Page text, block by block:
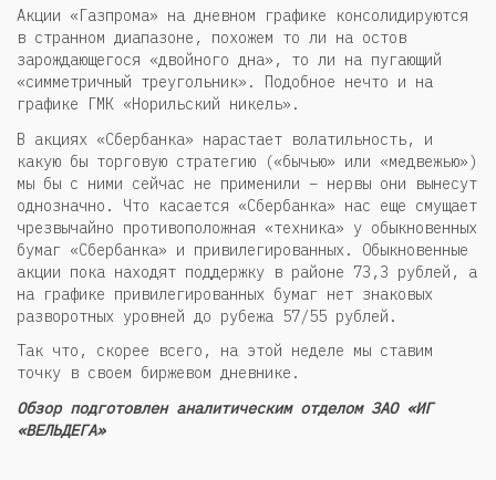
Акции «Газпрома» на дневном графике консолидируются
в странном диапазоне, похожем то ли на остов
зарождающегося «двойного дна», то ли на пугающий
«симметричный треугольник». Подобное нечто и на
графике ГМК «Норильский никель».
В акциях «Сбербанка» нарастает волатильность, и
какую бы торговую стратегию («бычью» или «медвежью»)
мы бы с ними сейчас не применили – нервы они вынесут
однозначно. Что касается «Сбербанка» нас еще смущает
чрезвычайно противоположная «техника» у обыкновенных
бумаг «Сбербанка» и привилегированных. Обыкновенные
акции пока находят поддержку в районе 73,3 рублей, а
на графике привилегированных бумаг нет знаковых
разворотных уровней до рубежа 57/55 рублей.
Так что, скорее всего, на этой неделе мы ставим
точку в своем биржевом дневнике.
Обзор подготовлен аналитическим отделом ЗАО «ИГ
«ВЕЛЬДЕГА»